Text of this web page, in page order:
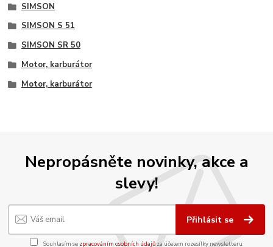
SIMSON
SIMSON S 51
SIMSON SR 50
Motor, karburátor
Motor, karburátor
Nepropásněte novinky, akce a
slevy!
Přihlásit se
Souhlasím se zpracováním osobních údajůza účelem rozesílky newsletteru.